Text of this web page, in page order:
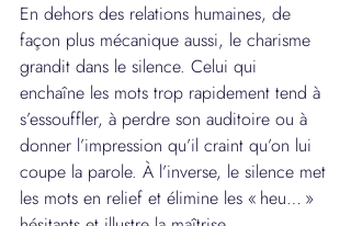
En dehors des relations humaines, de
façon plus mécanique aussi, le charisme
grandit dans le silence. Celui qui
enchaîne les mots trop rapidement tend à
s’essouffler, à perdre son auditoire ou à
donner l’impression qu’il craint qu’on lui
coupe la parole. À l’inverse, le silence met
les mots en relief et élimine les « heu… »